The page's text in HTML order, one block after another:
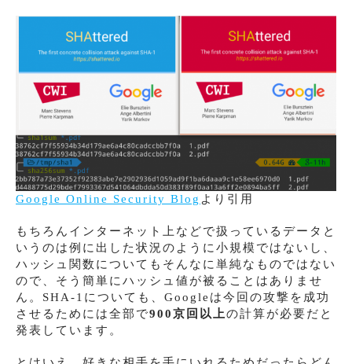
Google Online Security Blog より引用
もちろんインターネット上などで扱っているデータと
いうのは例に出した状況のように小規模ではないし、
ハッシュ関数についてもそんなに単純なものではない
ので、そう簡単にハッシュ値が被ることはありませ
ん。SHA-1についても、Googleは今回の攻撃を成功
させるためには全部で900京回以上の計算が必要だと
発表しています。